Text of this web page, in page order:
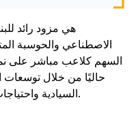
الاصطناعي والحوسبة
السهم كلاعب مباشر على نمو
حاليًا من خلال توسعات